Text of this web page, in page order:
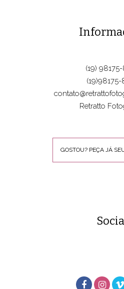
(19)
(19)98175-
Retratto
GOSTOU? PEÇA JÁ